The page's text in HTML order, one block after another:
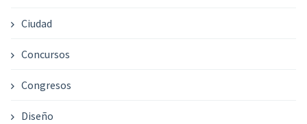
Ciudad
Concursos
Congresos
Diseño